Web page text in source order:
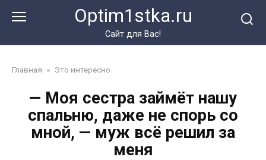
Optim1stka.ru
Сайт для Вас!
Главная » Это интересно
— Моя сестра займёт нашу
спальню, даже не спорь со
мной, — муж всё решил за
меня